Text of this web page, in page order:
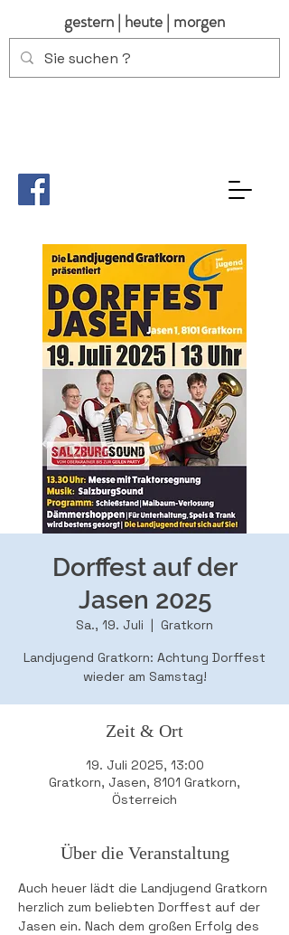
gestern | heute | morgen
Dorffest auf der
Jasen 2025
Sa., 19. Juli
  |
Gratkorn
Landjugend Gratkorn: Achtung Dorffest
wieder am Samstag!
Zeit & Ort
19. Juli 2025, 13:00
Gratkorn, Jasen, 8101 Gratkorn,
Österreich
Über die Veranstaltung
Auch heuer lädt die Landjugend Gratkorn
herzlich zum beliebten Dorffest auf der
Jasen ein. Nach dem großen Erfolg des